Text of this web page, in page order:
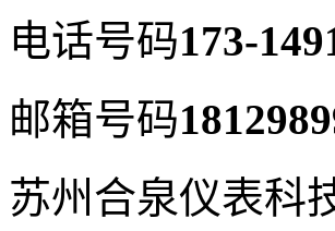
电话号码173-
邮箱号码
苏州合泉仪表科